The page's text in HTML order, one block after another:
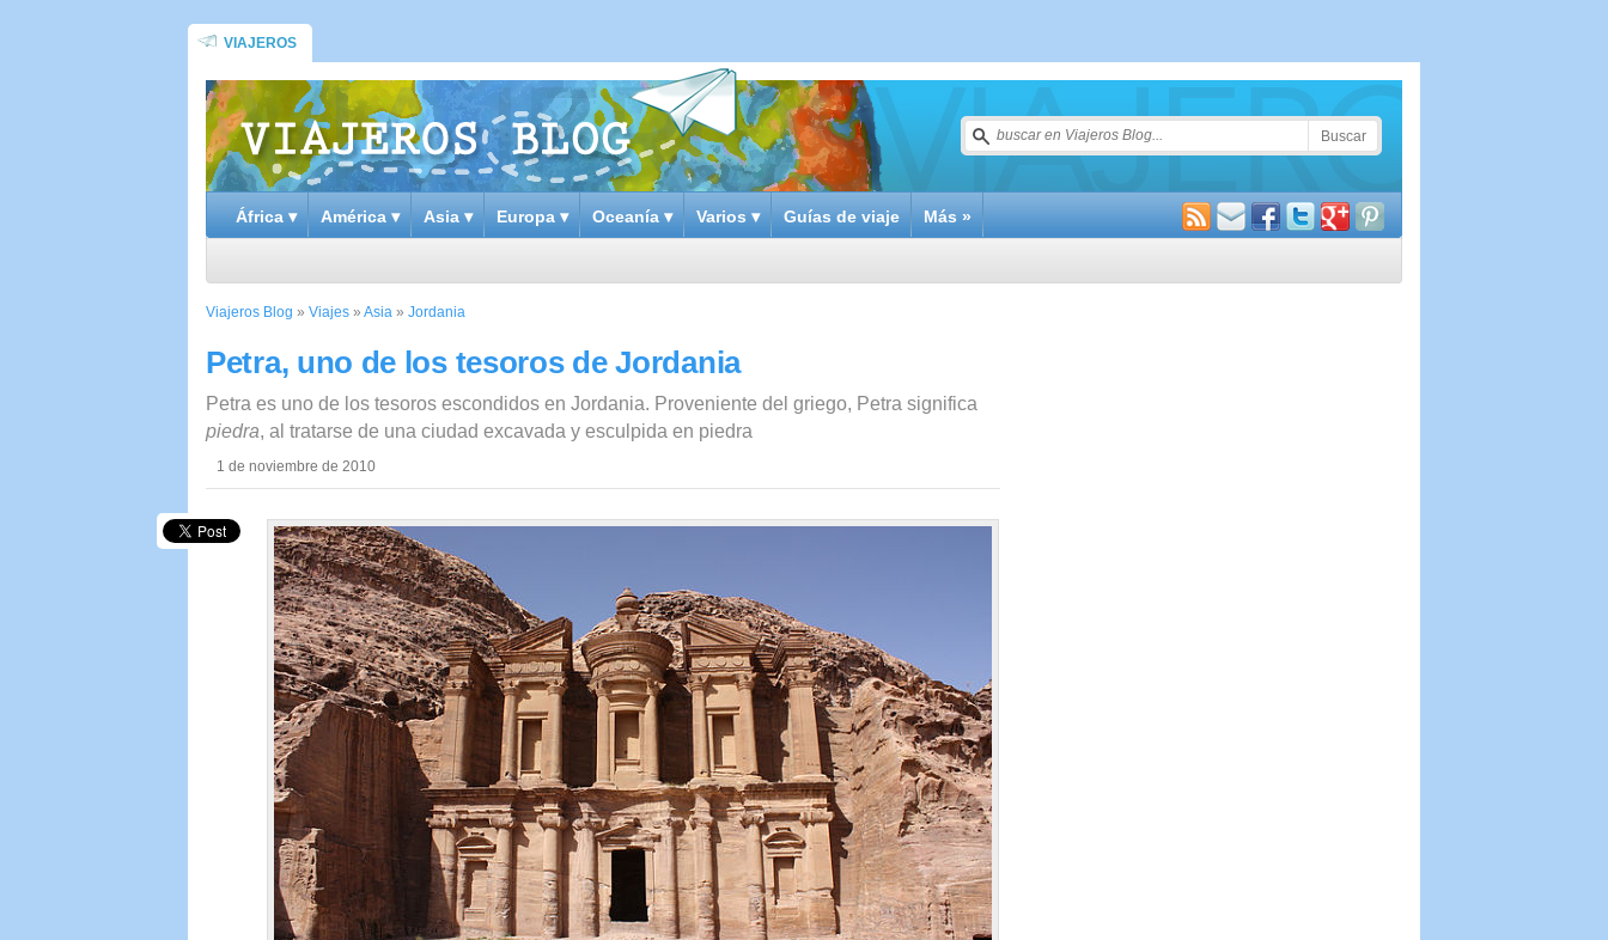
VIAJEROS
África ▾ América ▾ Asia ▾ Europa ▾ Oceanía ▾ Varios ▾ Guías de viaje Más »
Viajeros Blog » Viajes » Asia » Jordania
Petra, uno de los tesoros de Jordania
Petra es uno de los tesoros escondidos en Jordania. Proveniente del griego, Petra significa
piedra, al tratarse de una ciudad excavada y esculpida en piedra
1 de noviembre de 2010